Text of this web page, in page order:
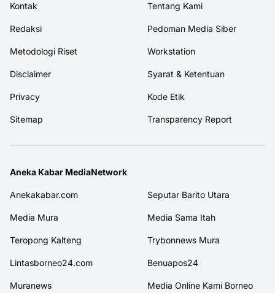
Kontak Tentang Kami
Redaksi Pedoman Media Siber
Metodologi Riset Workstation
Disclaimer Syarat & Ketentuan
Privacy Kode Etik
Sitemap Transparency Report
Aneka Kabar MediaNetwork
Anekakabar.com Seputar Barito Utara
Media Mura Media Sama Itah
Teropong Kalteng Trybonnews Mura
Lintasborneo24.com Benuapos24
Muranews Media Online Kami Borneo